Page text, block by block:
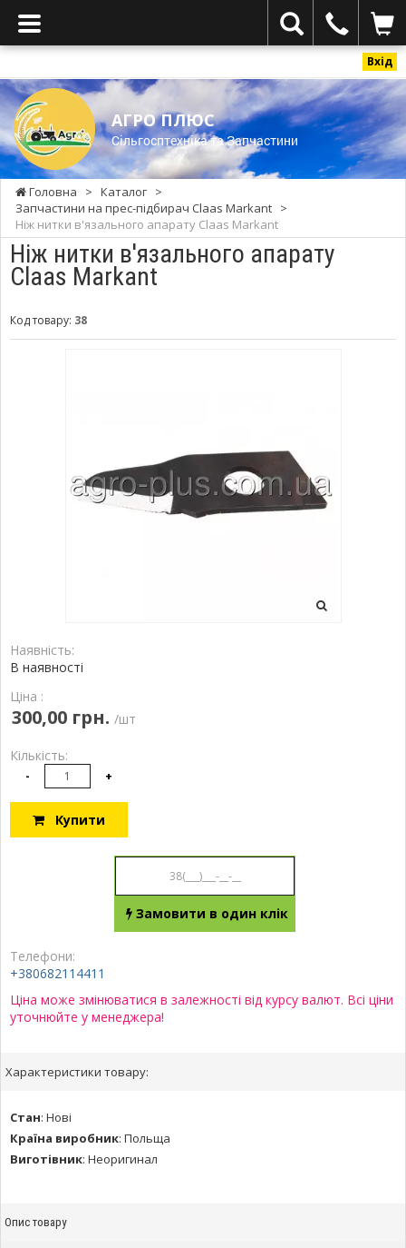
Вхід
АГРО ПЛЮС
Cільгосптехніка та Запчастини
Головна > Каталог >
Запчастини на прес-підбирач Claas Мarkant >
Ніж нитки в'язального апарату Claas Markant
Ніж нитки в'язального апарату
Claas Markant
Код товару: 38
Наявність:
В наявності
Ціна :
300,00 грн. /шт
Кількість:
- +
Купити
Замовити в один клік
Телефони:
+380682114411
Ціна може змінюватися в залежності від курсу валют. Всі ціни
уточнюйте у менеджера!
Характеристики товару:
Стан: Нові
Країна виробник: Польща
Виготівник: Неоригинал
Опис товару